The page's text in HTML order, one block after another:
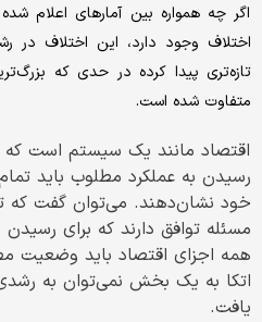
اگر چه همواره بین آمارهای اعلام
تازه‌تری پیدا کرده در حدی که
متفاوت شده است.
اقتصاد مانند یک سیستم است که
رسیدن به عملکرد مطلوب باید
خود نشان‌دهند. می‌توان گفت که
مسئله توافق دارند که برای
همه اجزای اقتصاد باید وضعیت
اتکا به یک بخش نمی‌توان به
یافت.